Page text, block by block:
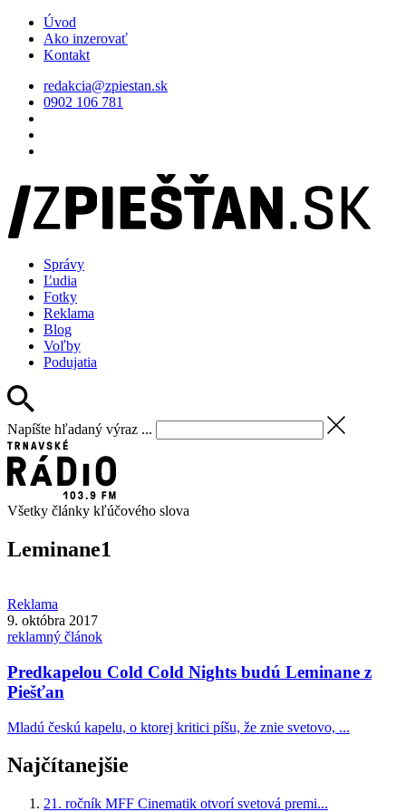
Úvod
Ako inzerovať
Kontakt
redakcia@zpiestan.sk
0902 106 781
Správy
Ľudia
Fotky
Reklama
Blog
Voľby
Podujatia
Napíšte hľadaný výraz ...
Všetky články kľúčového slova
Leminane1
Reklama
9. októbra 2017
reklamný článok
Predkapelou Cold Cold Nights budú Leminane z
Piešťan
Mladú českú kapelu, o ktorej kritici píšu, že znie svetovo, ...
Najčítanejšie
21. ročník MFF Cinematik otvorí svetová premi...